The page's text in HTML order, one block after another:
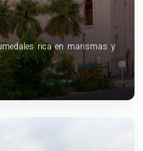
rica en marismas y